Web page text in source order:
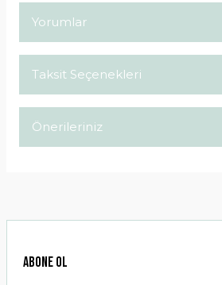
Yorumlar
Taksit Seçenekleri
Önerileriniz
Ürün resmi kalitesiz, bozuk veya
ABONE OL